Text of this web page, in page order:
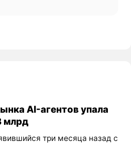
AI-агентов упала
млрд
три месяца назад с